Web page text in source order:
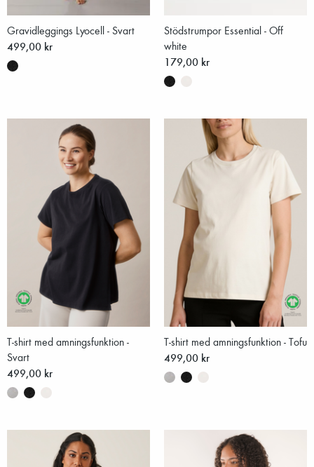
Gravidleggings Lyocell - Svart
499,00 kr
Stödstrumpor Essential - Off
white
179,00 kr
T-shirt med amningsfunktion -
Svart
499,00 kr
T-shirt med amningsfunktion - Tofu
499,00 kr